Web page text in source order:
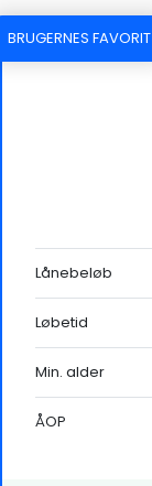
BRUGERNES FAVORIT
Lånebeløb
Løbetid
Min. alder
ÅOP